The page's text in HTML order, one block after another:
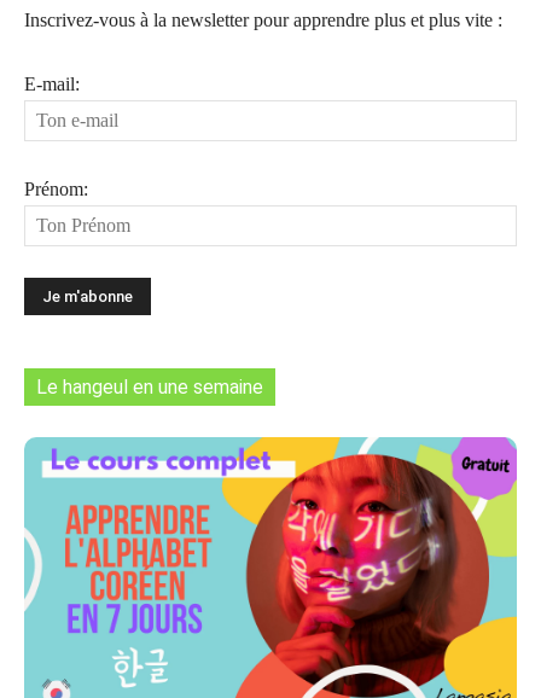
Inscrivez-vous à la newsletter pour apprendre plus et plus vite :
E-mail:
Prénom:
Le hangeul en une semaine